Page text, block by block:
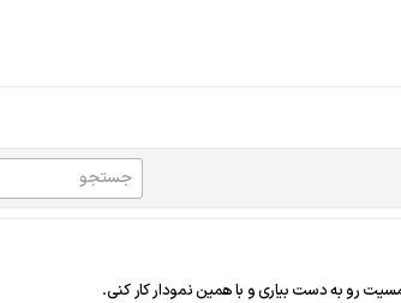
رو به دست بیاری و با همین نمودار کار کنی.